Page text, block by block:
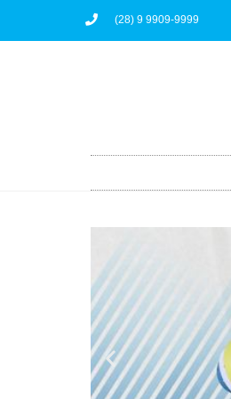
(28) 9 9909-9999